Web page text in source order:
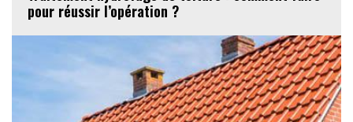
pour réussir l’opération ?